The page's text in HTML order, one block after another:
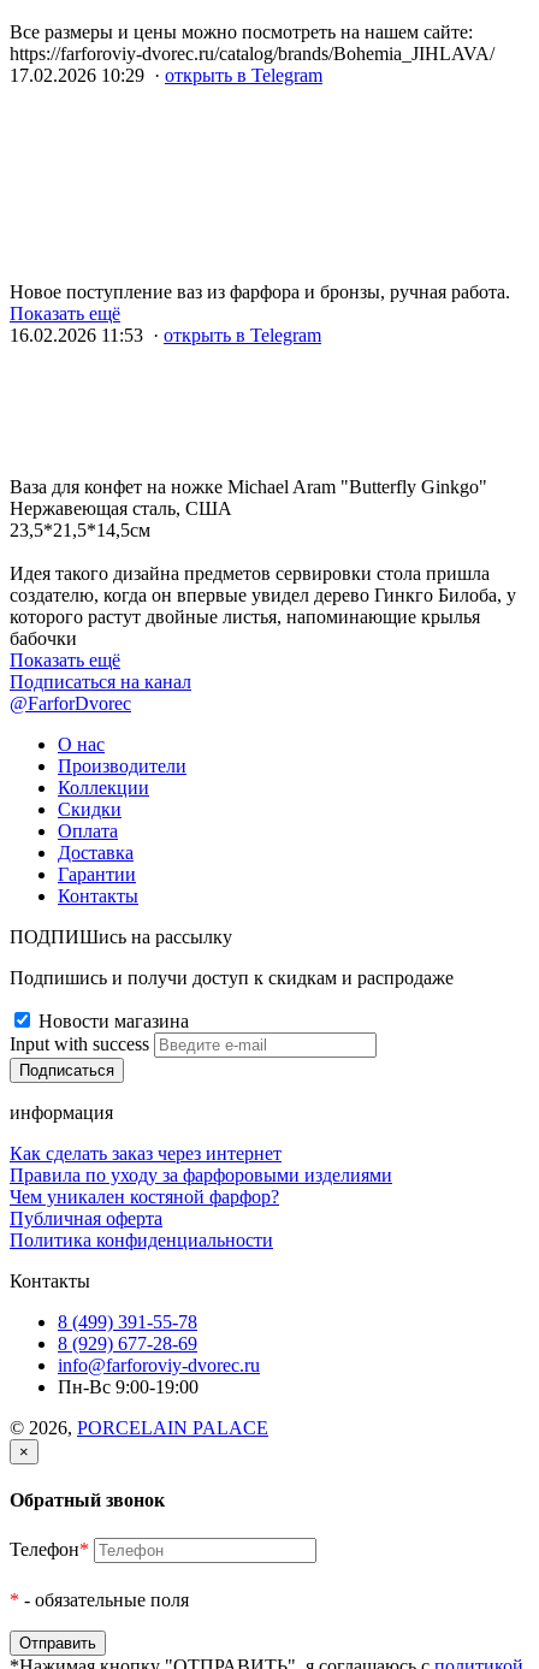
Все размеры и цены можно посмотреть на нашем сайте:
https://farforoviy-dvorec.ru/catalog/brands/Bohemia_JIHLAVA/
17.02.2026 10:29 · открыть в Telegram
Новое поступление ваз из фарфора и бронзы, ручная работа.
Показать ещё
16.02.2026 11:53 · открыть в Telegram
Ваза для конфет на ножке Michael Aram "Butterfly Ginkgo"
Нержавеющая сталь, США
23,5*21,5*14,5см
Идея такого дизайна предметов сервировки стола пришла
создателю, когда он впервые увидел дерево Гинкго Билоба, у
которого растут двойные листья, напоминающие крылья
бабочки
Показать ещё
Подписаться на канал
@FarforDvorec
О нас
Производители
Коллекции
Скидки
Оплата
Доставка
Гарантии
Контакты
ПОДПИШись на рассылку
Подпишись и получи доступ к скидкам и распродаже
Новости магазина
Input with success
информация
Как сделать заказ через интернет
Правила по уходу за фарфоровыми изделиями
Чем уникален костяной фарфор?
Публичная оферта
Политика конфиденциальности
Контакты
8 (499) 391-55-78
8 (929) 677-28-69
info@farforoviy-dvorec.ru
Пн-Вс 9:00-19:00
© 2026, PORCELAIN PALACE
×
Обратный звонок
Телефон*
* - обязательные поля